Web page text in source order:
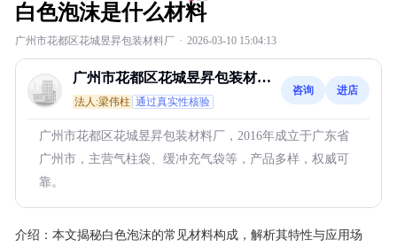
白色泡沫是什么材料
广州市花都区花城昱昇包装材料厂 · 2026-03-10 15:04:13
广州市花都区花城昱昇包装材料
厂
法人:梁伟柱 通过真实性核验
咨询 进店
广州市花都区花城昱昇包装材料厂，2016年成立于广东省
广州市，主营气柱袋、缓冲充气袋等，产品多样，权威可
靠。
介绍： 本文揭秘白色泡沫的常见材料构成，解析其特性与应用场